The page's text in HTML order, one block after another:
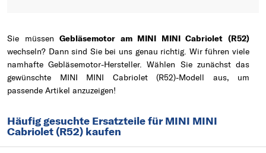
Sie müssenGebläsemotor am MINI MINI Cabriolet (R52)
wechseln? Dann sind Sie bei uns genau richtig. Wir führen viele
namhafte Gebläsemotor-Hersteller. Wählen Sie zunächst das
gewünschte MINI MINI Cabriolet (R52)-Modell aus, um
passende Artikel anzuzeigen!
Häufig gesuchte Ersatzteile für MINI MINI
Cabriolet (R52) kaufen